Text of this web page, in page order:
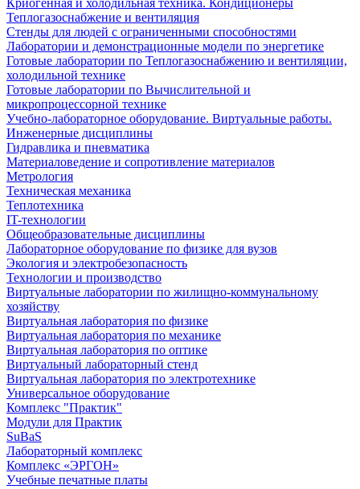
Криогенная и холодильная техника. Кондиционеры
Теплогазоснабжение и вентиляция
Стенды для людей с ограниченными способностями
Лаборатории и демонстрационные модели по энергетике
Готовые лаборатории по Теплогазоснабжению и вентиляции,
холодильной технике
Готовые лаборатории по Вычислительной и
микропроцессорной технике
Учебно-лабораторное оборудование. Виртуальные работы.
Инженерные дисциплины
Гидравлика и пневматика
Материаловедение и сопротивление материалов
Метрология
Техническая механика
Теплотехника
IT-технологии
Общеобразовательные дисциплины
Лабораторное оборудование по физике для вузов
Экология и электробезопасность
Технологии и производство
Виртуальные лаборатории по жилищно-коммунальному
хозяйству
Виртуальная лаборатория по физике
Виртуальная лаборатория по механике
Виртуальная лаборатория по оптике
Виртуальный лабораторный стенд
Виртуальная лаборатория по электротехнике
Универсальное оборудование
Комплекс "Практик"
Модули для Практик
SuBaS
Лабораторный комплекс
Комплекс «ЭРГОН»
Учебные печатные платы